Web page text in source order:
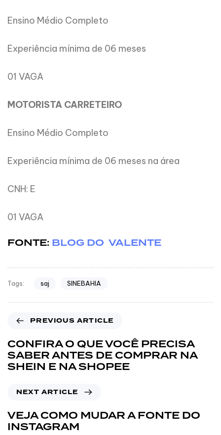
Ensino Médio Completo
Experiência mínima de 06 meses
01 VAGA
MOTORISTA CARRETEIRO
Ensino Médio Completo
Experiência mínima de 06 meses na área
CNH: E
01 VAGA
FONTE: BLOG DO VALENTE
Tags: saj SINEBAHIA
PREVIOUS ARTICLE
CONFIRA O QUE VOCÊ PRECISA
SABER ANTES DE COMPRAR NA
SHEIN E NA SHOPEE
NEXT ARTICLE
VEJA COMO MUDAR A FONTE DO
INSTAGRAM